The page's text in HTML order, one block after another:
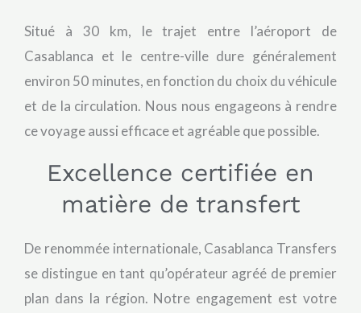
Situé à 30 km, le trajet entre l’aéroport de
Casablanca et le centre-ville dure généralement
environ 50 minutes, en fonction du choix du véhicule
et de la circulation. Nous nous engageons à rendre
ce voyage aussi efficace et agréable que possible.
Excellence certifiée en
matière de transfert
De renommée internationale, Casablanca Transfers
se distingue en tant qu’opérateur agréé de premier
plan dans la région. Notre engagement est votre